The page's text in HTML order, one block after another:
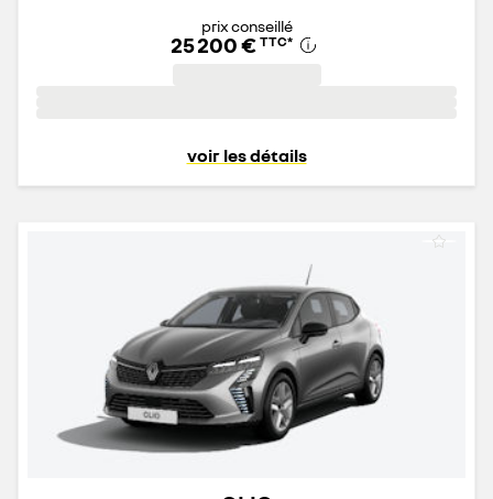
prix conseillé
25 200 € TTC*
voir les détails